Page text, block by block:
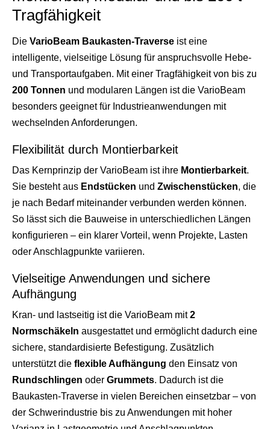
Tragfähigkeit
Die VarioBeam Baukasten-Traverse ist eine
intelligente, vielseitige Lösung für anspruchsvolle Hebe-
und Transportaufgaben. Mit einer Tragfähigkeit von bis zu
200 Tonnen und modularen Längen ist die VarioBeam
besonders geeignet für Industrieanwendungen mit
wechselnden Anforderungen.
Flexibilität durch Montierbarkeit
Das Kernprinzip der VarioBeam ist ihre Montierbarkeit.
Sie besteht aus Endstücken und Zwischenstücken, die
je nach Bedarf miteinander verbunden werden können.
So lässt sich die Bauweise in unterschiedlichen Längen
konfigurieren – ein klarer Vorteil, wenn Projekte, Lasten
oder Anschlagpunkte variieren.
Vielseitige Anwendungen und sichere
Aufhängung
Kran- und lastseitig ist die VarioBeam mit2
Normschäkeln ausgestattet und ermöglicht dadurch eine
sichere, standardisierte Befestigung. Zusätzlich
unterstützt die flexible Aufhängung den Einsatz von
Rundschlingen oder Grummets. Dadurch ist die
Baukasten-Traverse in vielen Bereichen einsetzbar – von
der Schwerindustrie bis zu Anwendungen mit hoher